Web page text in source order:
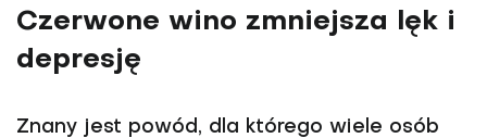
Czerwone wino zmniejsza lęk i
depresję
Znany jest powód, dla którego wiele osób